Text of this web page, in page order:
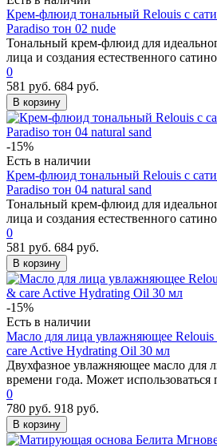
Крем-флюид тональный Relouis c
Paradiso тон 02 nude
Тональный крем-флюид для
лица и создания естественного
0
581 руб. 684 руб.
В корзину
-15%
Есть в наличии
Крем-флюид тональный Relouis c
Paradiso тон 04 natural sand
Тональный крем-флюид для
лица и создания естественного
0
581 руб. 684 руб.
В корзину
-15%
Есть в наличии
Масло для лица увлажняющее Relouis
care Active Hydrating Oil 30 мл
Двухфазное увлажняющее масло для
времени года. Может использоваться
0
780 руб. 918 руб.
В корзину